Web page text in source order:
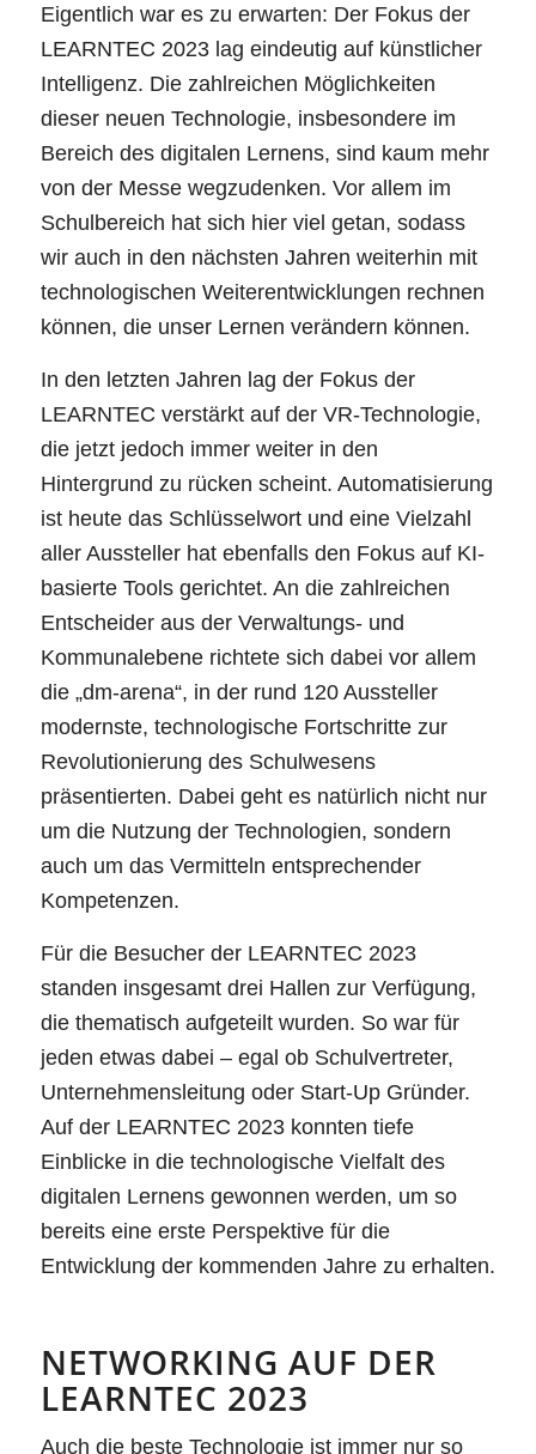
Eigentlich war es zu erwarten: Der Fokus der
LEARNTEC 2023 lag eindeutig auf künstlicher
Intelligenz. Die zahlreichen Möglichkeiten
dieser neuen Technologie, insbesondere im
Bereich des digitalen Lernens, sind kaum mehr
von der Messe wegzudenken. Vor allem im
Schulbereich hat sich hier viel getan, sodass
wir auch in den nächsten Jahren weiterhin mit
technologischen Weiterentwicklungen rechnen
können, die unser Lernen verändern können.
In den letzten Jahren lag der Fokus der
LEARNTEC verstärkt auf der VR-Technologie,
die jetzt jedoch immer weiter in den
Hintergrund zu rücken scheint. Automatisierung
ist heute das Schlüsselwort und eine Vielzahl
aller Aussteller hat ebenfalls den Fokus auf KI-
basierte Tools gerichtet. An die zahlreichen
Entscheider aus der Verwaltungs- und
Kommunalebene richtete sich dabei vor allem
die „dm-arena“, in der rund 120 Aussteller
modernste, technologische Fortschritte zur
Revolutionierung des Schulwesens
präsentierten. Dabei geht es natürlich nicht nur
um die Nutzung der Technologien, sondern
auch um das Vermitteln entsprechender
Kompetenzen.
Für die Besucher der LEARNTEC 2023
standen insgesamt drei Hallen zur Verfügung,
die thematisch aufgeteilt wurden. So war für
jeden etwas dabei – egal ob Schulvertreter,
Unternehmensleitung oder Start-Up Gründer.
Auf der LEARNTEC 2023 konnten tiefe
Einblicke in die technologische Vielfalt des
digitalen Lernens gewonnen werden, um so
bereits eine erste Perspektive für die
Entwicklung der kommenden Jahre zu erhalten.
NETWORKING AUF DER
LEARNTEC 2023
Auch die beste Technologie ist immer nur so